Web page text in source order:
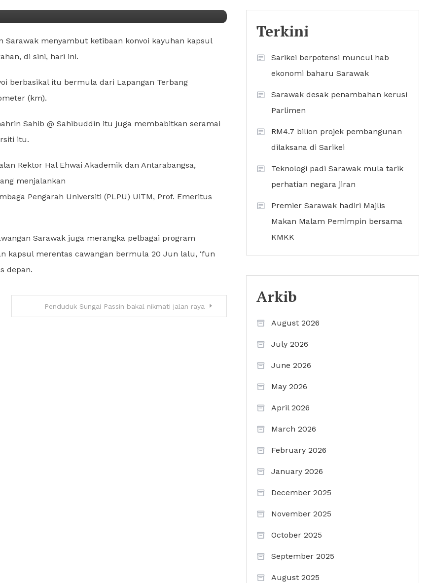
Sarawak menyambut ketibaan konvoi kayuhan kapsul
di sini, hari ini.
berbasikal itu bermula dari Lapangan Terbang
(km).
Sahib @ Sahibuddin itu juga membabitkan seramai
itu.
Rektor Hal Ehwai Akademik dan Antarabangsa,
menjalankan
Pengarah Universiti (PLPU) UiTM, Prof. Emeritus
Sarawak juga merangka pelbagai program
kapsul merentas cawangan bermula 20 Jun lalu, ‘fun
depan.
Penduduk Sungai Passin bakal nikmati jalan raya
Terkini
Sarikei berpotensi muncul hab
ekonomi baharu Sarawak
Sarawak desak penambahan kerusi
Parlimen
RM4.7 bilion projek pembangunan
dilaksana di Sarikei
Teknologi padi Sarawak mula tarik
perhatian negara jiran
Premier Sarawak hadiri Majlis
Makan Malam Pemimpin bersama
KMKK
Arkib
August 2026
July 2026
June 2026
May 2026
April 2026
March 2026
February 2026
January 2026
December 2025
November 2025
October 2025
September 2025
August 2025